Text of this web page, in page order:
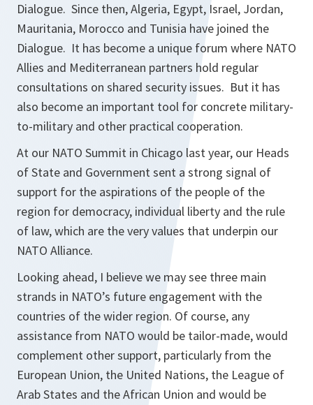
Dialogue. Since then, Algeria, Egypt, Israel, Jordan,
Mauritania, Morocco and Tunisia have joined the
Dialogue. It has become a unique forum where NATO
Allies and Mediterranean partners hold regular
consultations on shared security issues. But it has
also become an important tool for concrete military-
to-military and other practical cooperation.
At our NATO Summit in Chicago last year, our Heads
of State and Government sent a strong signal of
support for the aspirations of the people of the
region for democracy, individual liberty and the rule
of law, which are the very values that underpin our
NATO Alliance.
Looking ahead, I believe we may see three main
strands in NATO’s future engagement with the
countries of the wider region. Of course, any
assistance from NATO would be tailor-made, would
complement other support, particularly from the
European Union, the United Nations, the League of
Arab States and the African Union and would be